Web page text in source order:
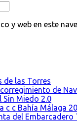
y web en este
de las Torres
de
Sin Miedo 2.0
c c Bahía Málaga
del Embarcadero